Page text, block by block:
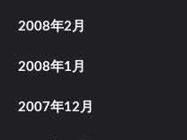
2008年2月
2008年1月
2007年12月